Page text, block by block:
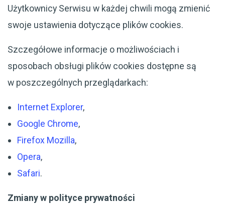
Użytkownicy Serwisu w każdej chwili mogą zmienić
swoje ustawienia dotyczące plików cookies.
Szczegółowe informacje o możliwościach i
sposobach obsługi plików cookies dostępne są
w poszczególnych przeglądarkach:
Internet Explorer,
Google Chrome,
Firefox Mozilla,
Opera,
Safari.
Zmiany w polityce prywatności